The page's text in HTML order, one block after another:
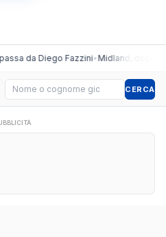
da Diego Fazzini•Midland, doppio
Cerca giocatore CERCA